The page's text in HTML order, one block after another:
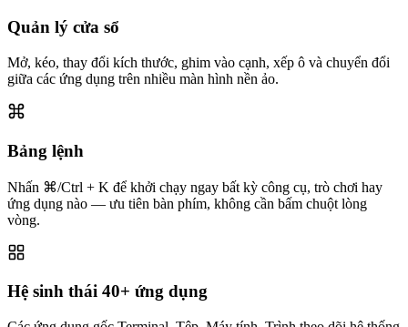
Quản lý cửa sổ
Mở, kéo, thay đổi kích thước, ghim vào cạnh, xếp ô và chuyển đổi
giữa các ứng dụng trên nhiều màn hình nền ảo.
Bảng lệnh
Nhấn ⌘/Ctrl + K để khởi chạy ngay bất kỳ công cụ, trò chơi hay
ứng dụng nào — ưu tiên bàn phím, không cần bấm chuột lòng
vòng.
Hệ sinh thái 40+ ứng dụng